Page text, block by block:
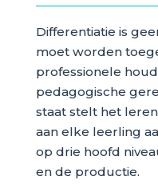
Differentiatie is
moet worden
professionele
pedagogische
staat stelt het
aan elke leerling
op drie hoofd
en de productie.